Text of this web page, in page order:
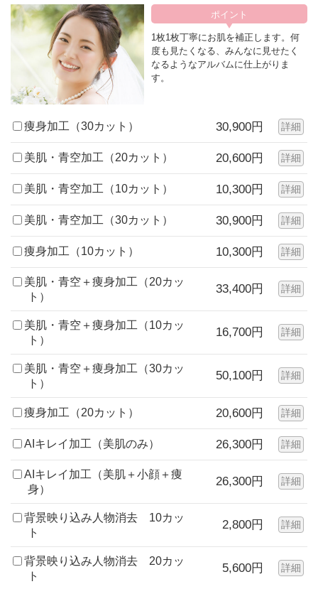
1枚1枚丁寧にお肌を補正します。何
度も見たくなる、みんなに見せたく
なるようなアルバムに仕上がりま
す。
痩身加工（30カット） 30,900円 詳細
美肌・青空加工（20カット） 20,600円 詳細
美肌・青空加工（10カット） 10,300円 詳細
美肌・青空加工（30カット） 30,900円 詳細
痩身加工（10カット） 10,300円 詳細
美肌・青空＋痩身加工（20カッ
ト）
33,400円 詳細
美肌・青空＋痩身加工（10カッ
ト）
16,700円 詳細
美肌・青空＋痩身加工（30カッ
ト）
50,100円 詳細
痩身加工（20カット） 20,600円 詳細
AIキレイ加工（美肌のみ） 26,300円 詳細
AIキレイ加工（美肌＋小顔＋痩
身）
26,300円 詳細
背景映り込み人物消去 10カッ
ト
2,800円 詳細
背景映り込み人物消去 20カッ
ト
5,600円 詳細